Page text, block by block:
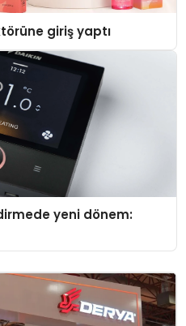
giriş yaptı
yeni dönem: